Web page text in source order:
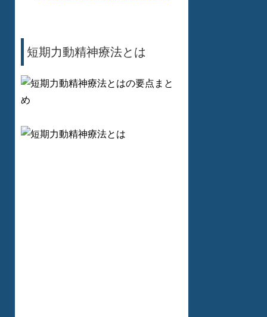
短期力動精神療法とは